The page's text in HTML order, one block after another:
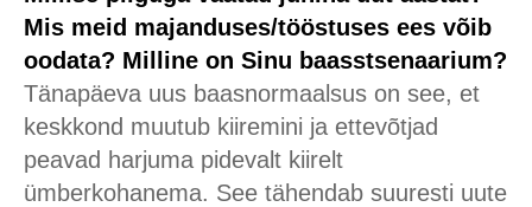
Mis meid majanduses/tööstuses ees võib
oodata? Milline on Sinu baasstsenaarium?
Tänapäeva uus baasnormaalsus on see, et
keskkond muutub kiiremini ja ettevõtjad
peavad harjuma pidevalt kiirelt
ümberkohanema. See tähendab suuresti uute